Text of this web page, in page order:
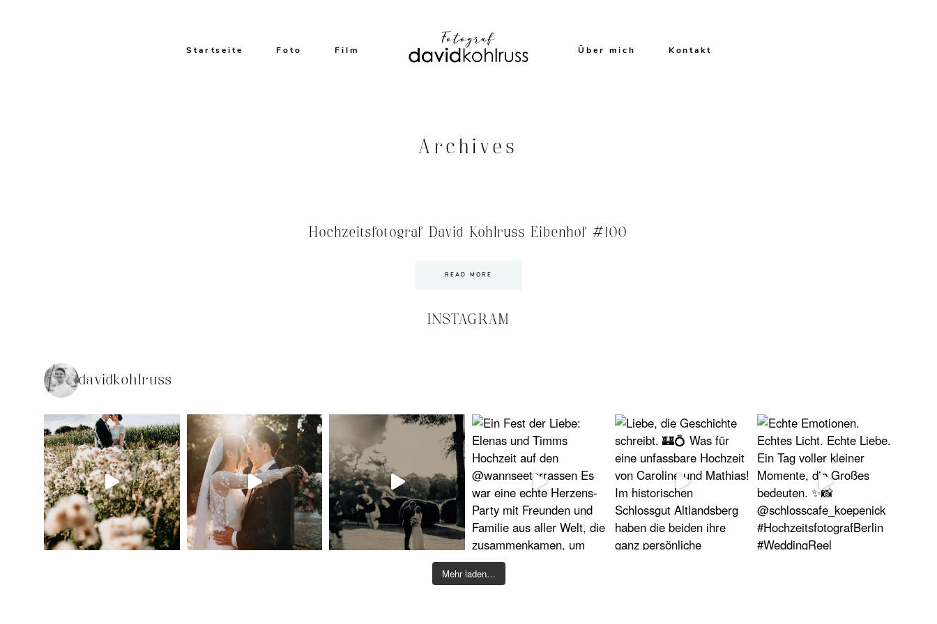
Startseite Foto Film Über mich Kontakt
Archives
Hochzeitsfotograf David Kohlruss Eibenhof #100
READ MORE
INSTAGRAM
davidkohlruss
Mehr laden…